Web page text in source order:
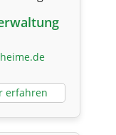
erfahren